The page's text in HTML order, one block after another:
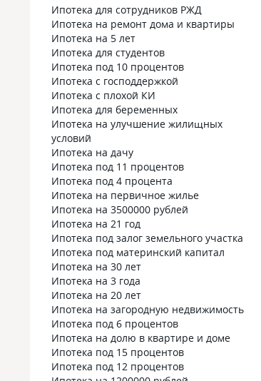
Ипотека для сотрудников РЖД
Ипотека на ремонт дома и квартиры
Ипотека на 5 лет
Ипотека для студентов
Ипотека под 10 процентов
Ипотека с господдержкой
Ипотека с плохой КИ
Ипотека для беременных
Ипотека на улучшение жилищных
условий
Ипотека на дачу
Ипотека под 11 процентов
Ипотека под 4 процента
Ипотека на первичное жилье
Ипотека на 3500000 рублей
Ипотека на 21 год
Ипотека под залог земельного участка
Ипотека под материнский капитал
Ипотека на 30 лет
Ипотека на 3 года
Ипотека на 20 лет
Ипотека на загородную недвижимость
Ипотека под 6 процентов
Ипотека на долю в квартире и доме
Ипотека под 15 процентов
Ипотека под 12 процентов